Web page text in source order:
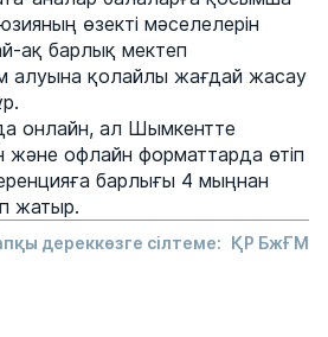
өзекті мәселелерін
ақ барлық мектеп
алуына қолайлы жағдай жасау
онлайн, ал Шымкентте
және офлайн форматтарда өтіп
барлығы 4 мыңнан
жатыр.
дереккөзге сілтеме: ҚР БжҒМ